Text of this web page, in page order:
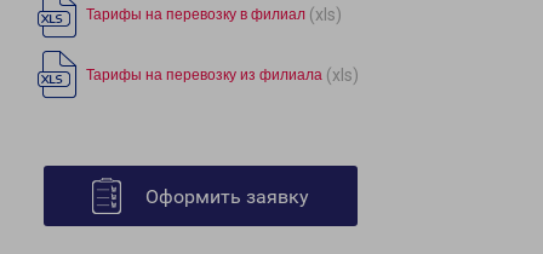
Тарифы на перевозку в филиал (xls)
Тарифы на перевозку из филиала (xls)
Оформить заявку